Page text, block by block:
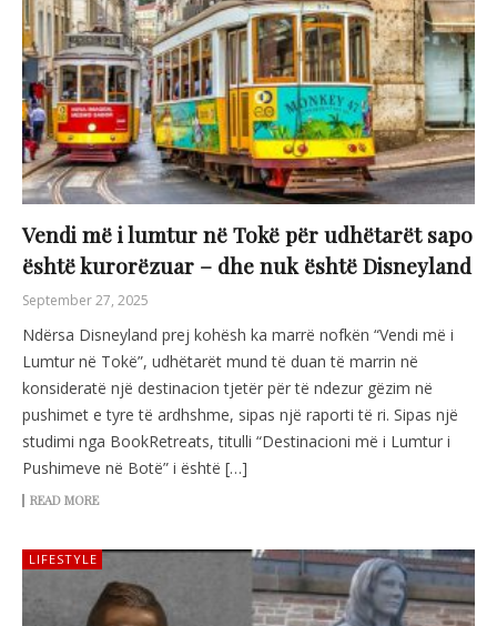
Vendi më i lumtur në Tokë për udhëtarët sapo
është kurorëzuar – dhe nuk është Disneyland
September 27, 2025
Ndërsa Disneyland prej kohësh ka marrë nofkën “Vendi më i
Lumtur në Tokë”, udhëtarët mund të duan të marrin në
konsideratë një destinacion tjetër për të ndezur gëzim në
pushimet e tyre të ardhshme, sipas një raporti të ri. Sipas një
studimi nga BookRetreats, titulli “Destinacioni më i Lumtur i
Pushimeve në Botë” i është […]
READ MORE
LIFESTYLE